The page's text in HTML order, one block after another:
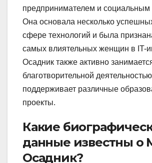
предпринимателем и социальным
Она основала несколько
сфере технологий и была
самых влиятельных женщин в IT-
Осадник также активно
благотворительной
поддерживает различные
проекты.
Какие
данные известны о
Осадник?